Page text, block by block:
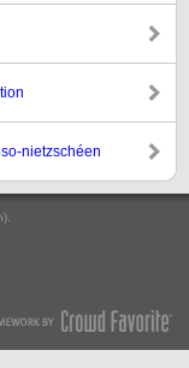
nietzschéen
.